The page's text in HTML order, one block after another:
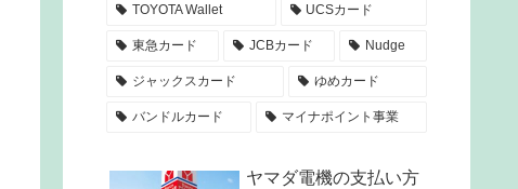
TOYOTA Wallet UCSカード
東急カード JCBカード Nudge
ジャックスカード ゆめカード
バンドルカード マイナポイント事業
ヤマダ電機の支払い方